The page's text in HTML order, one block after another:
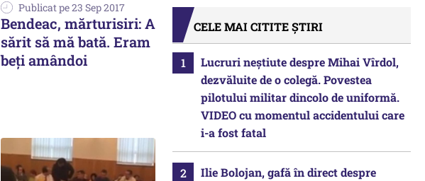
Publicat pe 23 Sep 2017
Bendeac, mărturisiri: A
sărit să mă bată. Eram
beți amândoi
CELE MAI CITITE ȘTIRI
Lucruri neștiute despre Mihai Vîrdol,
dezvăluite de o colegă. Povestea
pilotului militar dincolo de uniformă.
VIDEO cu momentul accidentului care
i-a fost fatal
Ilie Bolojan, gafă în direct despre